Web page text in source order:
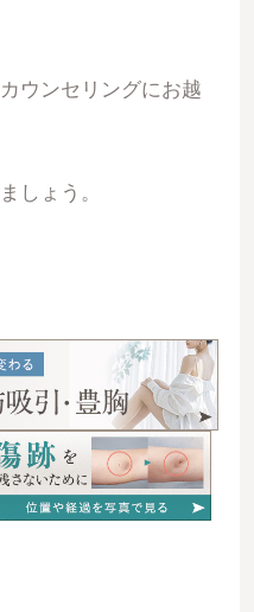
ウンセリングにお越
しょう。